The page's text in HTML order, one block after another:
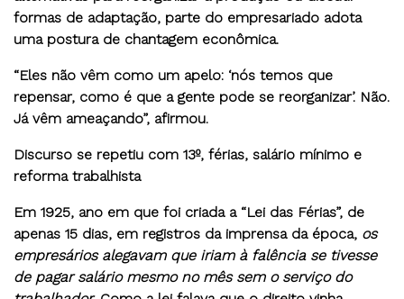
formas de adaptação, parte do empresariado adota
uma postura de chantagem econômica.
“Eles não vêm como um apelo: ‘nós temos que
repensar, como é que a gente pode se reorganizar’. Não.
Já vêm ameaçando”, afirmou.
Discurso se repetiu com 13º, férias, salário mínimo e
reforma trabalhista
Em 1925, ano em que foi criada a “Lei das Férias”, de
apenas 15 dias, em registros da imprensa da época, os
empresários alegavam que iriam à falência se tivesse
de pagar salário mesmo no mês sem o serviço do